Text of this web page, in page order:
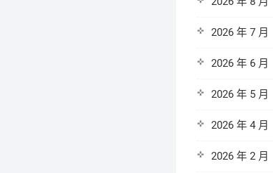
2026 年 7 月
2026 年 6 月
2026 年 5 月
2026 年 4 月
2026 年 2 月